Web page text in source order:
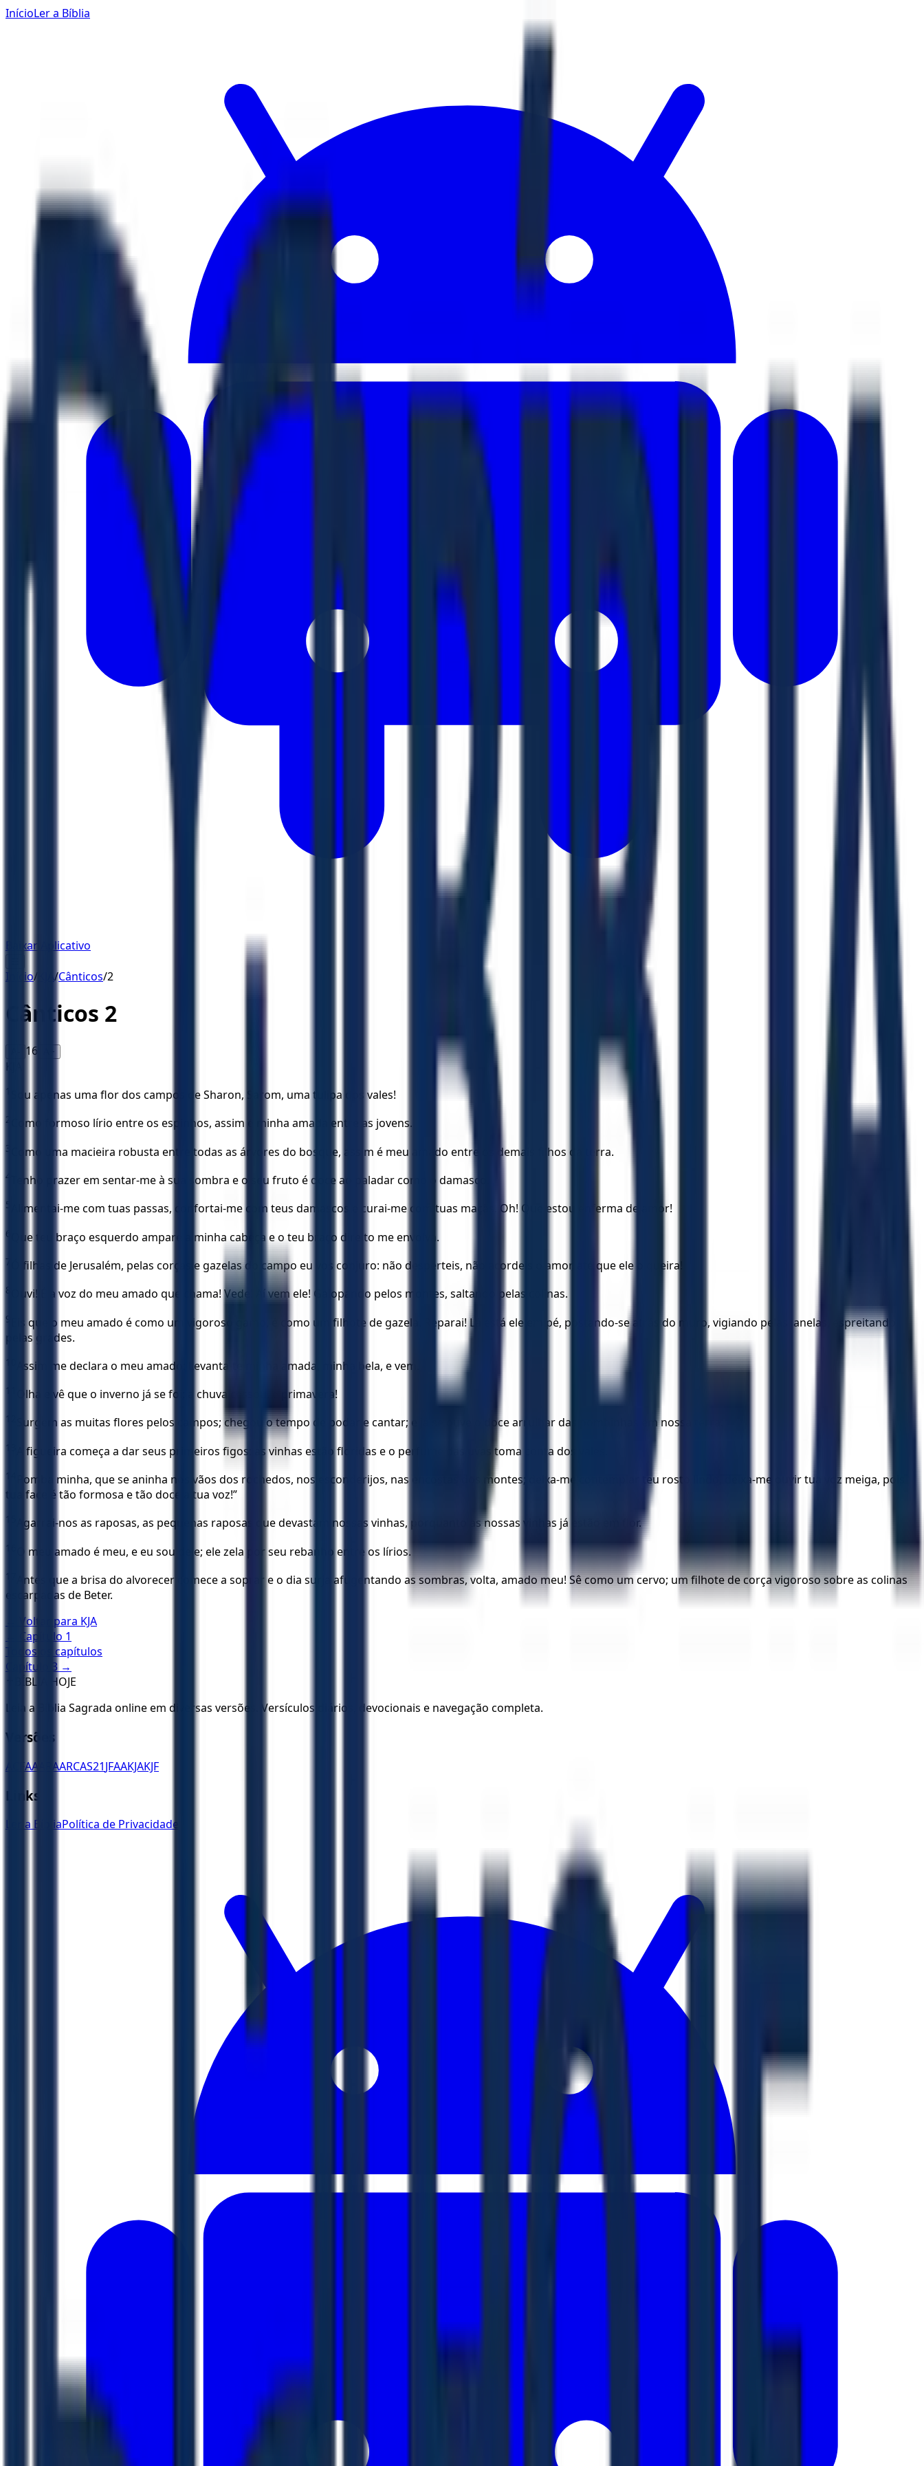
InícioLer a Bíblia
Baixar Aplicativo
Início/ KJA/Cânticos/2
Cânticos 2
16 A+
KJA
1 Sou apenas uma flor dos campos de Sharon, Sarom, uma tulipa dos vales!
2 Como formoso lírio entre os espinhos, assim é minha amada entre as jovens.
3 Como uma macieira robusta entre todas as árvores do bosque, assim é meu amado entre os demais filhos da terra.
4 Tenho prazer em sentar-me à sua sombra e o seu fruto é doce ao paladar como o damasco.
5 Alimentai-me com tuas passas, confortai-me com teus damascos e curai-me com tuas maçãs. Oh! Que estou enferma de amor!
6 Que teu braço esquerdo ampare a minha cabeça e o teu braço direito me envolva.
7 Ó filhas de Jerusalém, pelas corças e gazelas do campo eu vos conjuro: não desperteis, não acordeis o amor, até que ele o queira!
8 Ouvi! É a voz do meu amado que chama! Vede! Aí vem ele! Galopando pelos montes, saltando pelas colinas.
9
Eis que o meu amado é como um vigoroso gamo, é como um filhote de gazela. Reparai! Lá está ele em pé, postando-se atrás do muro, vigiando pelas janelas, espreitando
pelas grades.
10 Assim me declara o meu amado: Levanta-te minha amada, minha bela, e vem.
11 Olha e vê que o inverno já se foi; a chuva cessou, é primavera!
12 Surgem as muitas flores pelos campos; chegou o tempo de podar e cantar; e já se ouve o doce arrulhar das pombinhas em nossa terra.
13 A figueira começa a dar seus primeiros figos: as vinhas estão floridas e o perfume das uvas toma conta dos vales.
14
Pomba minha, que se aninha nos vãos dos rochedos, nos esconderijos, nas encostas dos montes; deixa-me contemplar teu rosto lindo, deixa-me ouvir tua voz meiga, pois
tua face é tão formosa e tão doce a tua voz!”
15 Agarrai-nos as raposas, as pequenas raposas que devastam nossas vinhas, porquanto as nossas vinhas já estão em flor.
16 O meu amado é meu, e eu sou dele; ele zela por seu rebanho entre os lírios.
17
Antes que a brisa do alvorecer comece a soprar e o dia surja afugentando as sombras, volta, amado meu! Sê como um cervo; um filhote de corça vigoroso sobre as colinas
escarpadas de Beter.
← Voltar para KJA
← Capítulo 1
Todos os capítulos
Capítulo
3 →
BÍBLIA HOJE
Leia a Bíblia Sagrada online em diversas versões. Versículos diários, devocionais e navegação completa.
Versões
ACFAA ARAARCAS21JFAAKJAKJF
Links
Ler a BíbliaPolítica de Privacidade